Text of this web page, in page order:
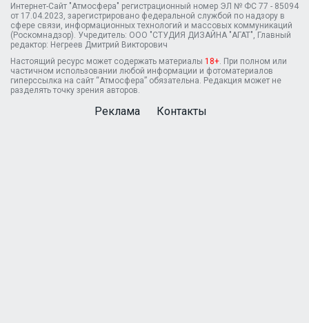
Интернет-Сайт "Атмосфера" регистрационный номер ЭЛ № ФС 77 - 85094
от 17.04.2023, зарегистрировано федеральной службой по надзору в
сфере связи, информационных технологий и массовых коммуникаций
(Роскомнадзор). Учредитель: ООО "СТУДИЯ ДИЗАЙНА "АГАТ", Главный
редактор: Негреев Дмитрий Викторович
Настоящий ресурс может содержать материалы 18+ . При полном или
частичном использовании любой информации и фотоматериалов
гиперссылка на сайт “Атмосфера” обязательна. Редакция может не
разделять точку зрения авторов.
Реклама Контакты